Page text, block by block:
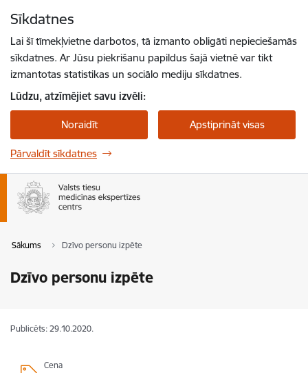
Sīkdatnes
Lai šī tīmekļvietne darbotos, tā izmanto obligāti nepieciešamās
sīkdatnes. Ar Jūsu piekrišanu papildus šajā vietnē var tikt
izmantotas statistikas un sociālo mediju sīkdatnes.
Lūdzu, atzīmējiet savu izvēli:
Noraidīt Apstiprināt visas
Pārvaldīt sīkdatnes
Sākums Dzīvo personu izpēte
Dzīvo personu izpēte
Publicēts: 29.10.2020.
Cena